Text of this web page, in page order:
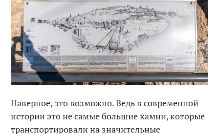
Наверное, это возможно. Ведь в современной
истории это не самые большие камни, которые
транспортировали на значительные